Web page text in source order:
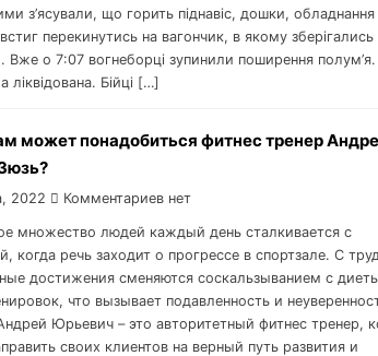
з’ясували, що горить піднавіс, дошки, обладнання
перекинутись на вагончик, в якому зберігались
Вже о 7:07 вогнеборці зупинили поширення
ліквідована. Бійці […]
может понадобиться фитнес тренер
2022 Комментариев нет
множество людей каждый день сталкивается с
когда речь заходит о прогрессе в спортзале. С
достижения сменяются соскальзыванием с
что вызывает подавленность и
Юрьевич – это авторитетный фитнес тренер,
своих клиентов на верный путь развития и